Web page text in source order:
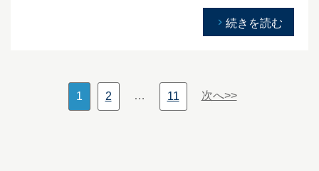
続きを読む
1 2 … 11 次へ>>